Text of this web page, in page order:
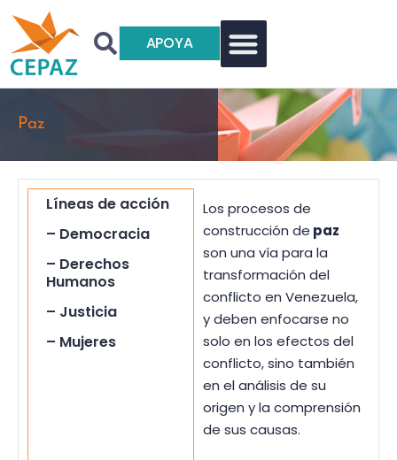
APOYA
Paz
Líneas de acción
– Democracia
– Derechos
Humanos
– Justicia
– Mujeres
Los procesos de
construcción de paz
son una vía para la
transformación del
conflicto en Venezuela,
y deben enfocarse no
solo en los efectos del
conflicto, sino también
en el análisis de su
origen y la comprensión
de sus causas.